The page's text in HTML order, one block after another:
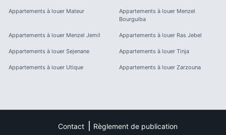
Appartements à louer Mateur Appartements à louer Menzel
Bourguiba
Appartements à louer Menzel Jemil Appartements à louer Ras Jebel
Appartements à louer Sejenane Appartements à louer Tinja
Appartements à louer Utique Appartements à louer Zarzouna
Contact Règlement de publication